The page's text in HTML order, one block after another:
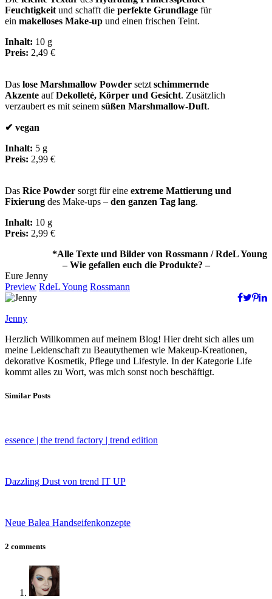
Feuchtigkeit und schafft die perfekte Grundlage für
ein makelloses Make-up und einen frischen Teint.
Inhalt: 10 g
Preis: 2,49 €
Das lose Marshmallow Powder setzt schimmernde
Akzente aufDekolleté, Körper und Gesicht. Zusätzlich
verzaubert es mit seinem süßen Marshmallow-Duft.
✔​ vegan​
Inhalt: 5 g
Preis: 2,99 €
Das Rice Powder sorgt für eine extreme Mattierung und
Fixierung des Make-ups – den ganzen Tag lang.
Inhalt: 10 g
Preis: 2,99 €
*Alle Texte und Bilder von Rossmann / RdeL Young
– Wie gefallen euch die Produkte? –
Eure Jenny
Preview RdeL Young Rossmann
Jenny
Herzlich Willkommen auf meinem Blog! Hier dreht sich alles um
meine Leidenschaft zu Beautythemen wie Makeup-Kreationen,
dekorative Kosmetik, Pflege und Lifestyle. In der Kategorie Life
kommt alles zu Wort, was mich sonst noch beschäftigt.
Similar Posts
essence | the trend factory | trend edition
Dazzling Dust von trend IT UP
Neue Balea Handseifenkonzepte
2 comments